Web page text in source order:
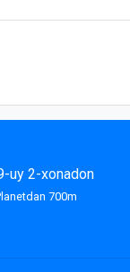
uy 2-xonadon
700m